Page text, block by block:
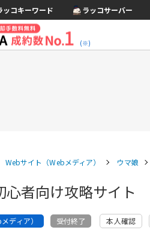
ッコキーワード ラッコサーバー
(※)
Webサイト（Webメディア） ウマ娘
心者向け攻略サイト
ディア） 受付終了 本人確認